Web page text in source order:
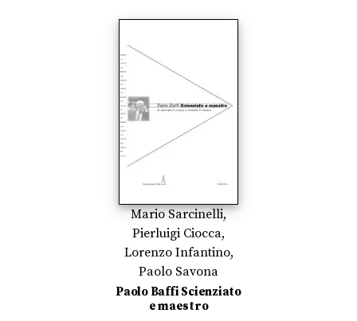
Mario Sarcinelli,
Pierluigi Ciocca,
Lorenzo Infantino,
Paolo Savona
Paolo Baffi Scienziato
e maestro